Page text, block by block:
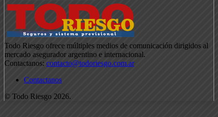
Todo Riesgo ofrece múltiples medios de comunicación dirigidos al
mercado asegurador argentino e internacional.
Contactanos: contacto@todoriesgo.com.ar
Contactanos
© Todo Riesgo 2026.